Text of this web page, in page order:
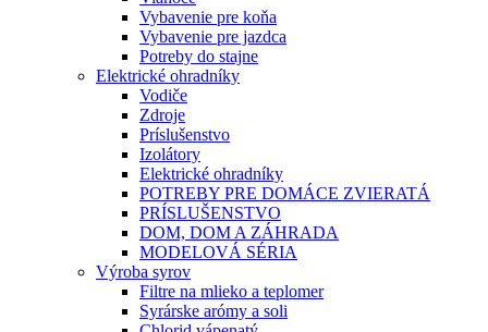
Vybavenie pre koňa
Vybavenie pre jazdca
Potreby do stajne
Elektrické ohradníky
Vodiče
Zdroje
Príslušenstvo
Izolátory
Elektrické ohradníky
POTREBY PRE DOMÁCE ZVIERATÁ
PRÍSLUŠENSTVO
DOM, DOM A ZÁHRADA
MODELOVÁ SÉRIA
Výroba syrov
Filtre na mlieko a teplomer
Syrárske arómy a soli